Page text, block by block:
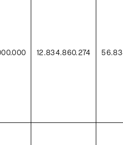
12.834.860.274